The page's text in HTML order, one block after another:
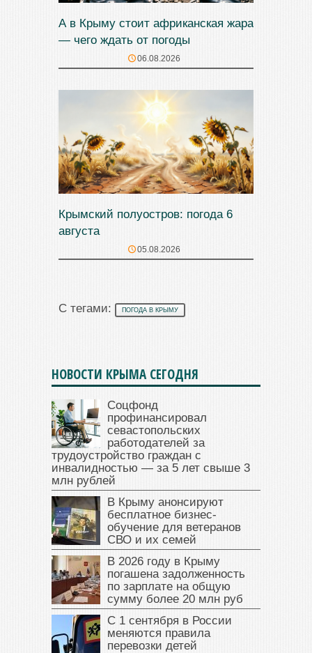
А в Крыму стоит африканская жара
— чего ждать от погоды
06.08.2026
Крымский полуостров: погода 6
августа
05.08.2026
С тегами: ПОГОДА В КРЫМУ
НОВОСТИ КРЫМА СЕГОДНЯ
Соцфонд
профинансировал
севастопольских
работодателей за
трудоустройство граждан с
инвалидностью — за 5 лет свыше 3
млн рублей
В Крыму анонсируют
бесплатное бизнес-
обучение для ветеранов
СВО и их семей
В 2026 году в Крыму
погашена задолженность
по зарплате на общую
сумму более 20 млн руб
С 1 сентября в России
меняются правила
перевозки детей